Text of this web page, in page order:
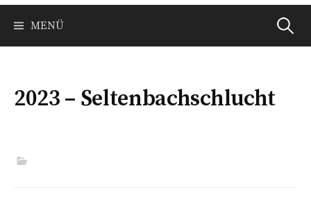
MENÜ Suchen
2023 – Seltenbachschlucht